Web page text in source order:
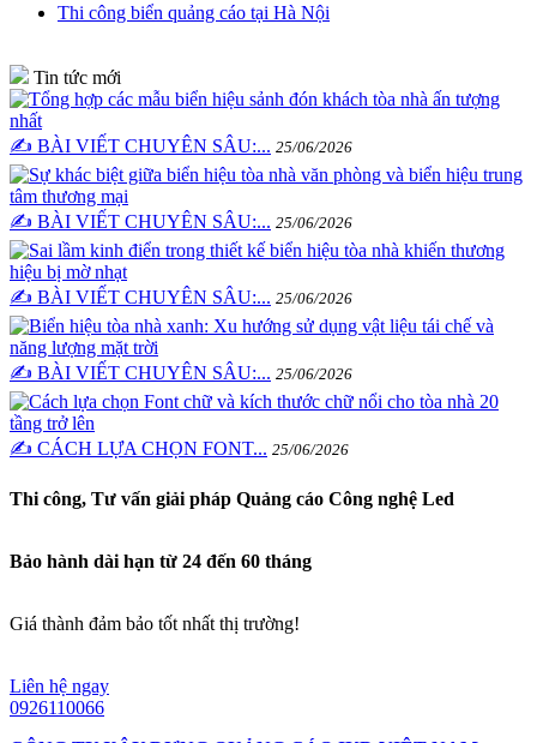
Thi công biển quảng cáo tại Hà Nội
Tin tức mới
✍️ BÀI VIẾT CHUYÊN SÂU:... 25/06/2026
✍️ BÀI VIẾT CHUYÊN SÂU:... 25/06/2026
✍️ BÀI VIẾT CHUYÊN SÂU:... 25/06/2026
✍️ BÀI VIẾT CHUYÊN SÂU:... 25/06/2026
✍️ CÁCH LỰA CHỌN FONT... 25/06/2026
Thi công, Tư vấn giải pháp Quảng cáo Công nghệ Led
Bảo hành dài hạn từ 24 đến 60 tháng
Giá thành đảm bảo tốt nhất thị trường!
Liên hệ ngay
0926110066